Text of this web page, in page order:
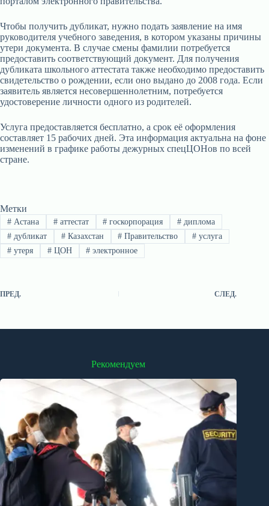
Чтобы получить дубликат, нужно подать заявление на имя
руководителя учебного заведения, в котором указаны причины
утери документа. В случае смены фамилии потребуется
предоставить соответствующий документ. Для получения
дубликата школьного аттестата также необходимо предоставить
свидетельство о рождении, если оно выдано до 2008 года. Если
заявитель является несовершеннолетним, потребуется
удостоверение личности одного из родителей.
Услуга предоставляется бесплатно, а срок её оформления
составляет 15 рабочих дней. Эта информация актуальна на фоне
изменений в графике работы дежурных спецЦОНов по всей
стране.
Метки
#Астана #аттестат # госкорпорация # диплома
#дубликат #Казахстан # Правительство # услуга
#утеря #ЦОН # электронное
ПРЕД. СЛЕД.
Рекомендуем